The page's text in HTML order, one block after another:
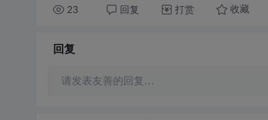
23 回复 打赏 收藏
回复
请发表友善的回复…